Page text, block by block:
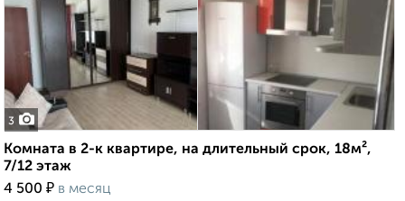
3
Комната в 2-к квартире, на длительный срок, 18м²,
7/12 этаж
4 500 ₽ в месяц